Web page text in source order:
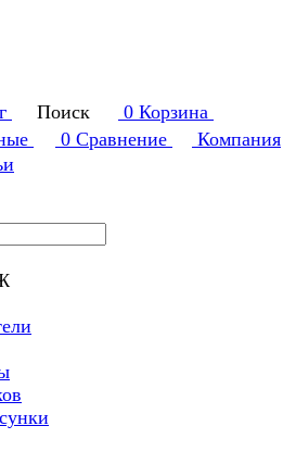
Поиск 0 Корзина
0 Сравнение
Компания